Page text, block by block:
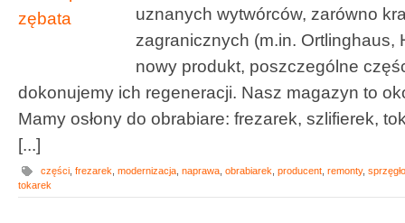
uznanych wytwórców, zarówno
zagranicznych (m.in. Ortlinghaus,
nowy produkt, poszczególne
dokonujemy ich regeneracji. Nasz magazyn to
Mamy osłony do obrabiare: frezarek, szlifierek,
[...]
części frezarek modernizacja naprawa obrabiarek producent remonty, sprzęgło
tokarek